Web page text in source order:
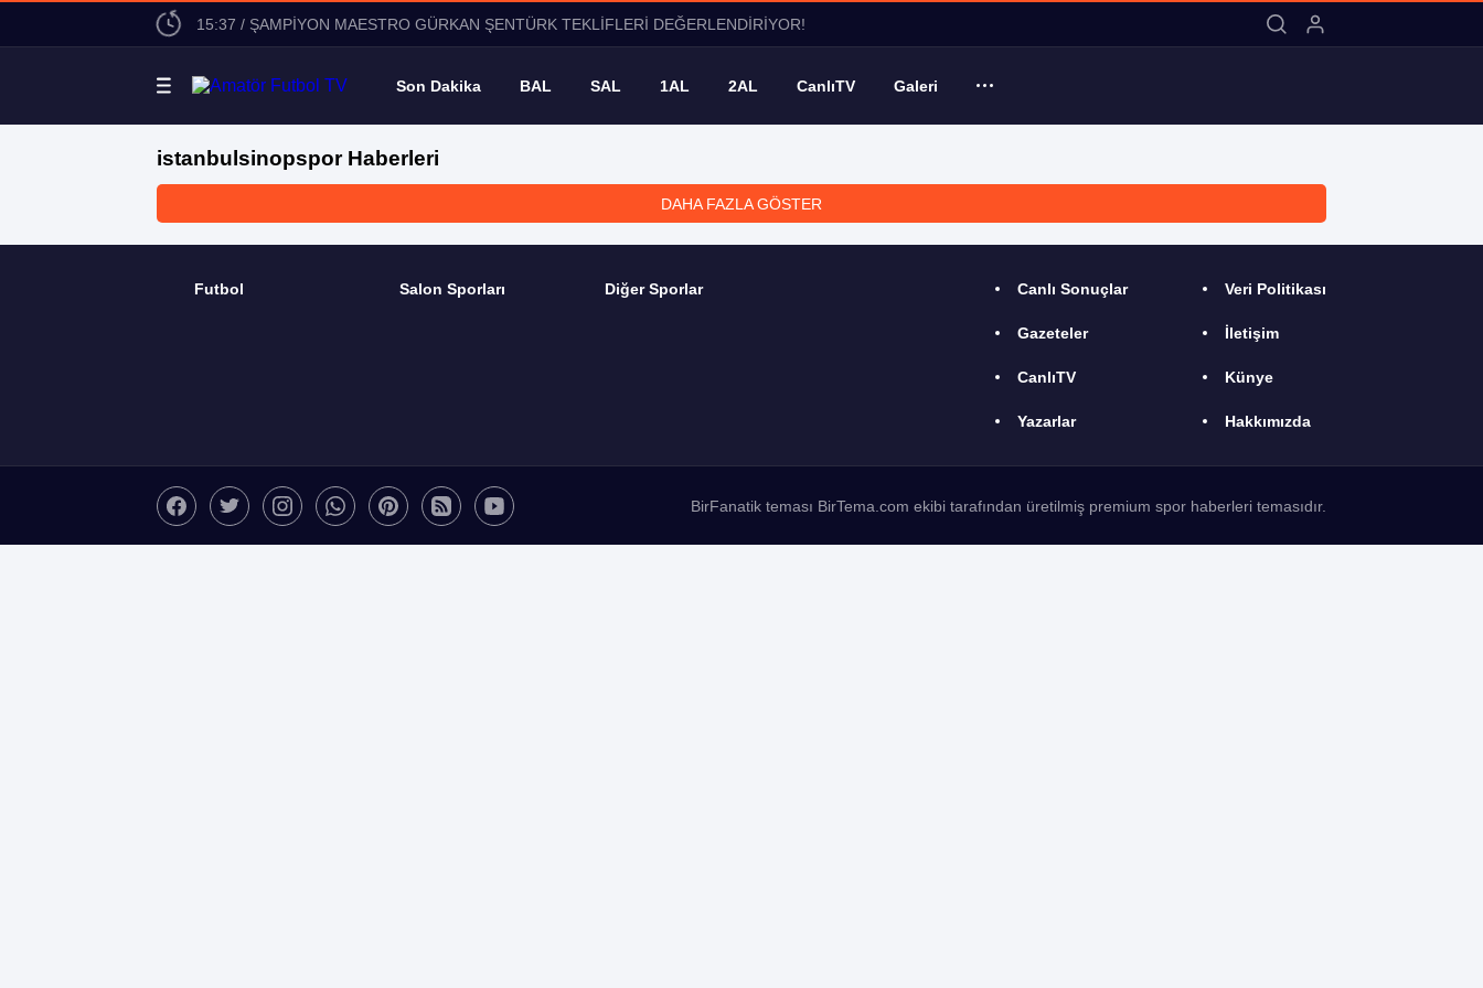
15:37 / ŞAMPİYON MAESTRO GÜRKAN ŞENTÜRK TEKLİFLERİ DEĞERLENDİRİYOR! 11:09 / CANAY KÜÇÜK TEKLİFLERİ
Son Dakika BAL SAL 1AL 2AL CanlıTV Galeri
istanbulsinopspor Haberleri
DAHA FAZLA GÖSTER
Futbol Salon Sporları Diğer Sporlar Canlı Sonuçlar
Gazeteler
CanlıTV
Yazarlar
Veri Politikası
İletişim
Künye
Hakkımızda
BirFanatik teması BirTema.com ekibi tarafından üretilmiş premium spor haberleri temasıdır.